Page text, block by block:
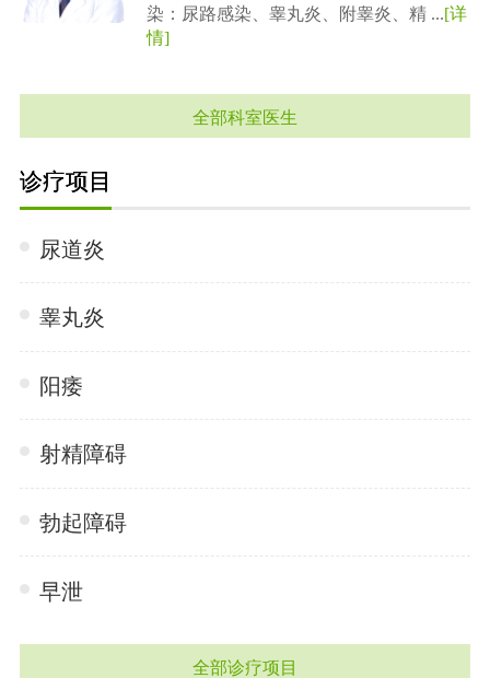
染：尿路感染、睾丸炎、附睾炎、精 ...[详
情]
全部科室医生
诊疗项目
尿道炎
睾丸炎
阳痿
射精障碍
勃起障碍
早泄
全部诊疗项目